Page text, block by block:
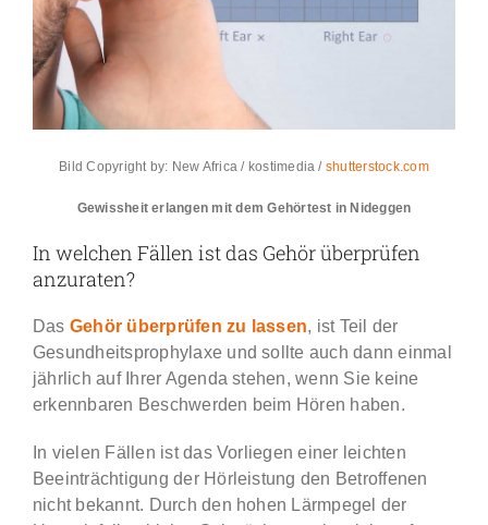
Bild Copyright by: New Africa / kostimedia / shutterstock.com
Gewissheit erlangen mit dem Gehörtest in Nideggen
In welchen Fällen ist das Gehör überprüfen
anzuraten?
Das Gehör überprüfen zu lassen, ist Teil der
Gesundheitsprophylaxe und sollte auch dann einmal
jährlich auf Ihrer Agenda stehen, wenn Sie keine
erkennbaren Beschwerden beim Hören haben.
In vielen Fällen ist das Vorliegen einer leichten
Beeinträchtigung der Hörleistung den Betroffenen
nicht bekannt. Durch den hohen Lärmpegel der